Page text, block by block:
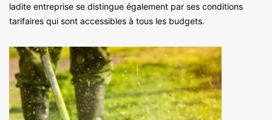
ladite entreprise se distingue également par ses conditions
tarifaires qui sont accessibles à tous les budgets.